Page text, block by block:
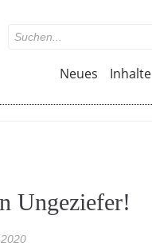
Neues Inhalte
Ungeziefer!